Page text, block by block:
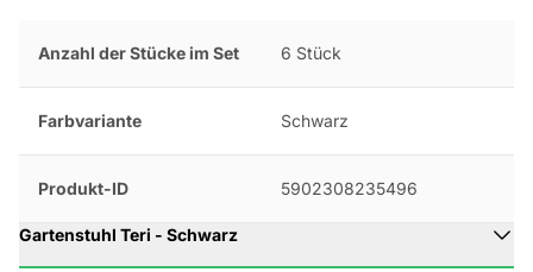
Anzahl der Stücke im Set 6 Stück
Farbvariante Schwarz
Produkt-ID 5902308235496
Gartenstuhl Teri - Schwarz